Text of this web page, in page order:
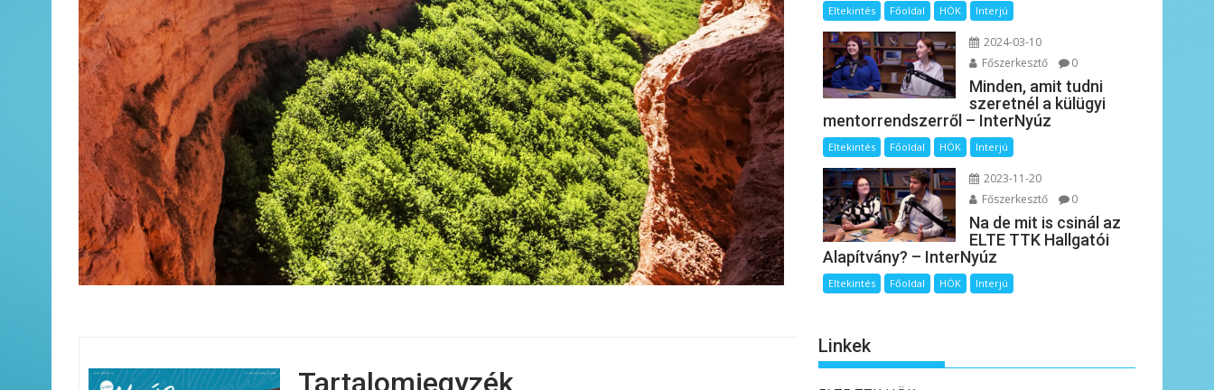
Tartalomjegyzék
Eltekintés Főoldal HÖK Interjú
2024-03-10
Főszerkesztő
0
Minden, amit tudni
szeretnél a külügyi
mentorrendszerről – InterNyúz
Eltekintés Főoldal HÖK Interjú
2023-11-20
Főszerkesztő
0
Na de mit is csinál az
ELTE TTK Hallgatói
Alapítvány? – InterNyúz
Eltekintés Főoldal HÖK Interjú
Linkek